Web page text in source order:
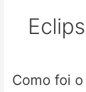
Como foi